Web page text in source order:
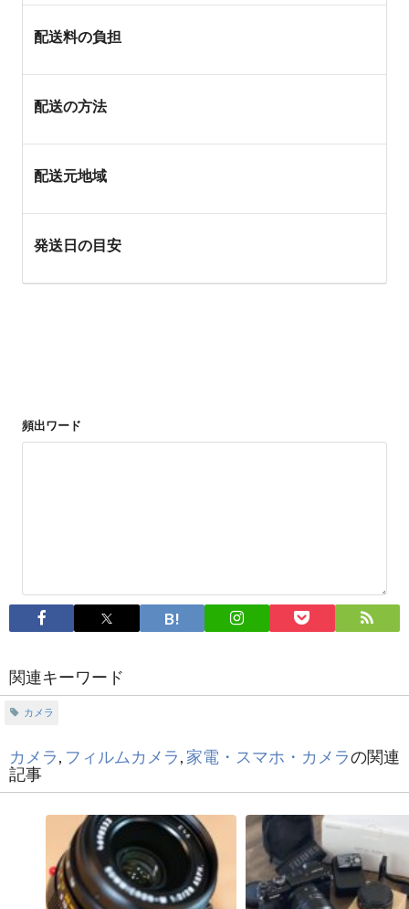
配送料の負担
配送の方法
配送元地域
発送日の目安
頻出ワード
関連キーワード
カメラ
カメラ, フィルムカメラ, 家電・スマホ・カメラの関連
記事